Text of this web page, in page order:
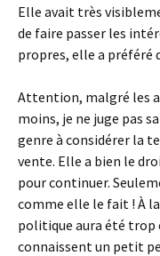
Elle avait très
de faire passer les
propres, elle a préféré
Attention, malgré les
moins, je ne juge pas
genre à considérer la
vente. Elle a bien le
pour continuer.
comme elle le fait ! À
politique aura été trop
connaissent un petit